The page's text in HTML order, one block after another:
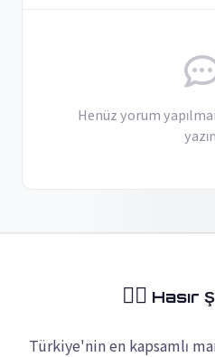
Henüz yorum
🏴‍☠️ Hasır
Türkiye'nin en kapsamlı